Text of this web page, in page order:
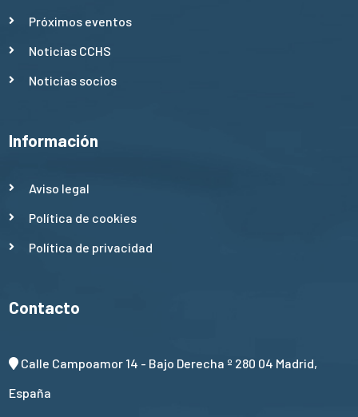
Próximos eventos
Noticias CCHS
Noticias socios
Información
Aviso legal
Política de cookies
Política de privacidad
Contacto
Calle Campoamor 14 - Bajo Derecha º 280 04 Madrid,
España